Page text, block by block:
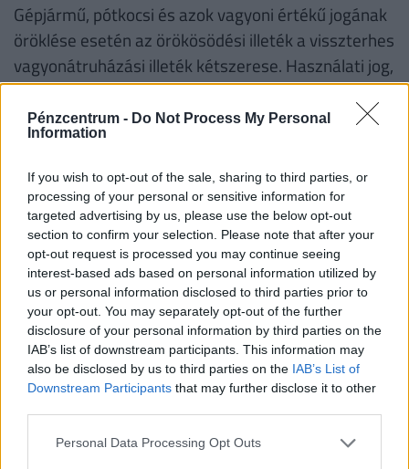
Pénzcentrum - Do Not Process My Personal
Information
If you wish to opt-out of the sale, sharing to third parties, or
processing of your personal or sensitive information for
targeted advertising by us, please use the below opt-out
section to confirm your selection. Please note that after your
opt-out request is processed you may continue seeing
interest-based ads based on personal information utilized by
us or personal information disclosed to third parties prior to
your opt-out. You may separately opt-out of the further
disclosure of your personal information by third parties on the
IAB’s list of downstream participants. This information may
also be disclosed by us to third parties on the IAB’s List of
Downstream Participants that may further disclose it to other
Personal Data Processing Opt Outs
Gépjármű, pótkocsi és azok vagyoni értékű jogának
öröklése esetén az örökösödési illeték a visszterhes
vagyonátruházási illeték kétszerese. Használati jog,
haszonélvezeti jog vagy üzemben tartói jog esetén
az 1990. évi XCIII. törvény 24. § (1) és (2)
bekezdésében meghatározott illetékek 25%-ának
megfelelő illetéket kell fizetni.
NULLA FORINTOS SZÁMLAVEZETÉS?
LEHETSÉGES! MEGÉRI VÁLTANI!
Nem csak jól hangzó reklámszöveg ma már az
ingyenes számlavezetés. APénzcentrum
számlacsomag kalkulátorábanugyanis több
olyan konstrukciót is találhatunk, amelyek
esetébenaz alapdíj, és a fontosabb
szolgáltatások is ingyeneseklehetnek. Nemrég
három pénzintézet is komoly akciókat hirdetett,
jelenleg a CIB Bank, a Raiffeisen Bank,